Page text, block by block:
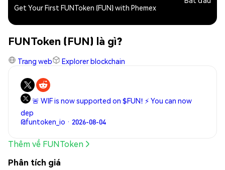
Get Your First FUNToken (FUN) with Phemex
FUNToken (FUN) là gì?
Trang web Explorer blockchain
🚨 WIF is now supported on $FUN! ⚡ You can now
dep
@funtoken_io · 2026-08-04
Thêm về FUNToken
Phân tích giá